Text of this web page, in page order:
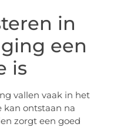
in
een
is
vallen vaak in het
kan ontstaan na
zorgt een goed